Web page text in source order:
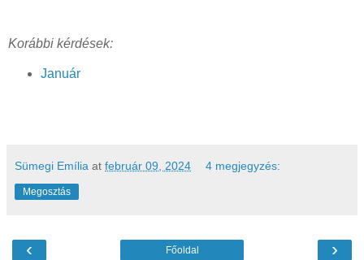
Korábbi kérdések:
Január
Sümegi Emília at február 09, 2024 4 megjegyzés:
Megosztás
‹ ›
Főoldal